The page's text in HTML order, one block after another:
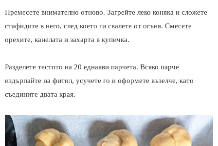
Премесете внимателно отново. Загрейте леко коняка и сложете
стафидите в него, след което ги свалете от огъня. Смесете
орехите, канелата и захарта в купичка.
Разделете тестото на 20 еднакви парчета. Всяко парче
издърпайте на фитил, усучете го и оформете възелче, като
съедините двата края.